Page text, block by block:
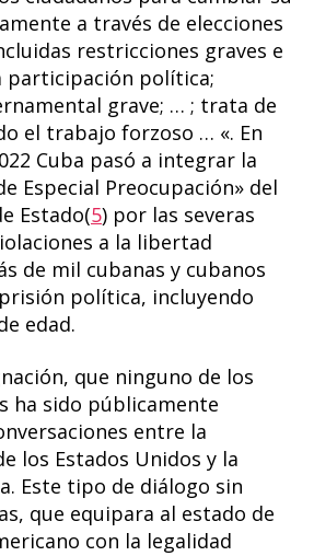
a través de elecciones
restricciones graves e
participación política;
grave; … ; trata de
el trabajo forzoso … «. En
Cuba pasó a integrar la
Especial Preocupación» del
Estado(5) por las severas
a la libertad
de mil cubanas y cubanos
política, incluyendo
edad.
que ninguno de los
ha sido públicamente
entre la
los Estados Unidos y la
Este tipo de diálogo sin
que equipara al estado de
con la legalidad